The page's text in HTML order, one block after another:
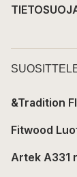
&Tradition
Fitwood
Artek A331